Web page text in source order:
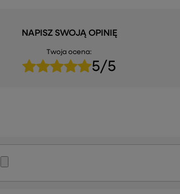
NAPISZ SWOJĄ OPINIĘ
Twoja ocena:
5/5